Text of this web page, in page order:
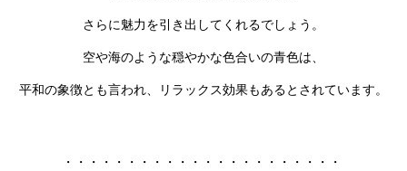
さらに魅力を引き出してくれるでしょう。
空や海のような穏やかな色合いの青色は、
平和の象徴とも言われ、リラックス効果もあるとされています。
・・・・・・・・・・・・・・・・・・・・・・